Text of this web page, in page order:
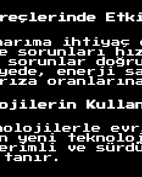
doğru
enerji
verimli ve
tanır.